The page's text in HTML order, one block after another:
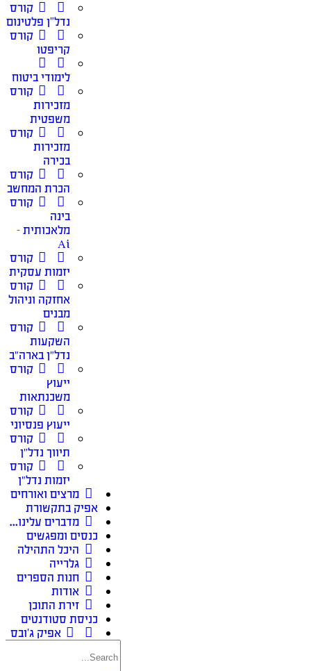
קורס
נדל”ן פלטינום
קורס
קריפטו
לימודי ביטוח
קורס
מזכירות
משפטית
קורס
מזכירות
בכירה
קורס
הכרת המחשב
קורס
בינה
מלאכותית –
Ai
קורס
יזמות עסקית
קורס
אחזקה וניהול
מבנים
קורס
השקעות
נדל״ן בארה״ב
קורס
ייעוץ
משכנתאות
קורס
ייעוץ פנסיוני
קורס
תיווך נדל״ן
קורס
יזמות נדל״ן
מרצים ואורחים
אפיק בתקשורת
מדברים עלינו…
כנסים ומפגשים
היכל התהילה
גלרייה
חנות הספרים
אודות
זירת התוכן
כניסת סטודנטים
אפיק ג’ובס